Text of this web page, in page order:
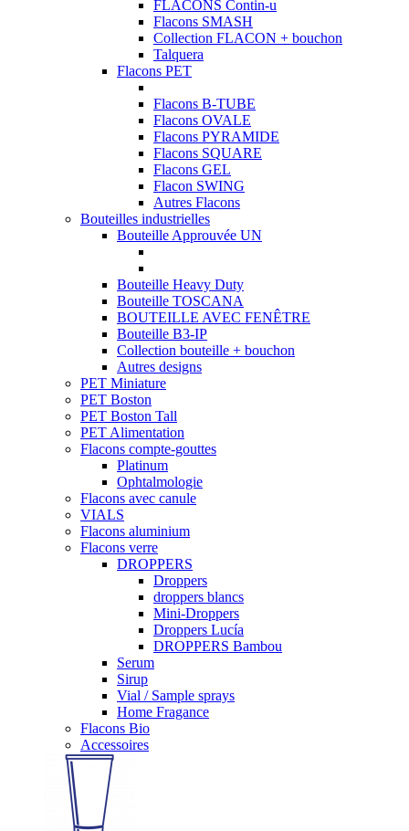
FLACONS Contin-u
Flacons SMASH
Collection FLACON + bouchon
Talquera
Flacons PET
Flacons B-TUBE
Flacons OVALE
Flacons PYRAMIDE
Flacons SQUARE
Flacons GEL
Flacon SWING
Autres Flacons
Bouteilles industrielles
Bouteille Approuvée UN
Bouteille Heavy Duty
Bouteille TOSCANA
BOUTEILLE AVEC FENÊTRE
Bouteille B3-IP
Collection bouteille + bouchon
Autres designs
PET Miniature
PET Boston
PET Boston Tall
PET Alimentation
Flacons compte-gouttes
Platinum
Ophtalmologie
Flacons avec canule
VIALS
Flacons aluminium
Flacons verre
DROPPERS
Droppers
droppers blancs
Mini-Droppers
Droppers Lucía
DROPPERS Bambou
Serum
Sirup
Vial / Sample sprays
Home Fragance
Flacons Bio
Accessoires